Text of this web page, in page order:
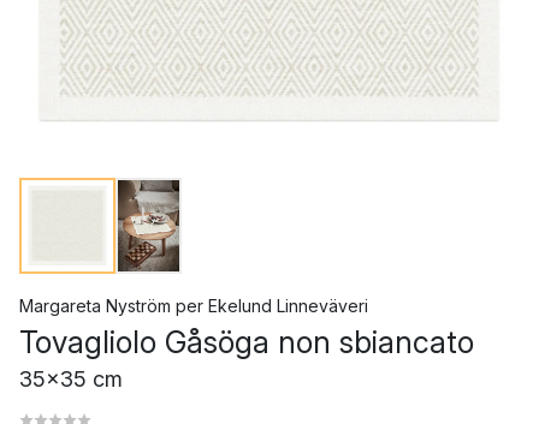
Margareta Nyström per Ekelund Linneväveri
Tovagliolo Gåsöga non sbiancato
35x35 cm